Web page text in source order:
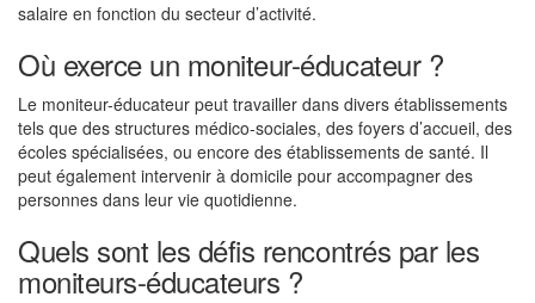
salaire en fonction du secteur d’activité.
Où exerce un moniteur-éducateur ?
Le moniteur-éducateur peut travailler dans divers établissements
tels que des structures médico-sociales, des foyers d’accueil, des
écoles spécialisées, ou encore des établissements de santé. Il
peut également intervenir à domicile pour accompagner des
personnes dans leur vie quotidienne.
Quels sont les défis rencontrés par les
moniteurs-éducateurs ?